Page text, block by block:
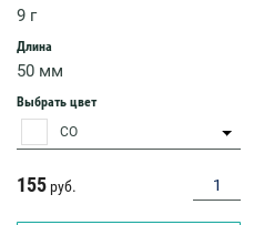
9 г
Длина
50 мм
Выбрать цвет
CO
155 руб.